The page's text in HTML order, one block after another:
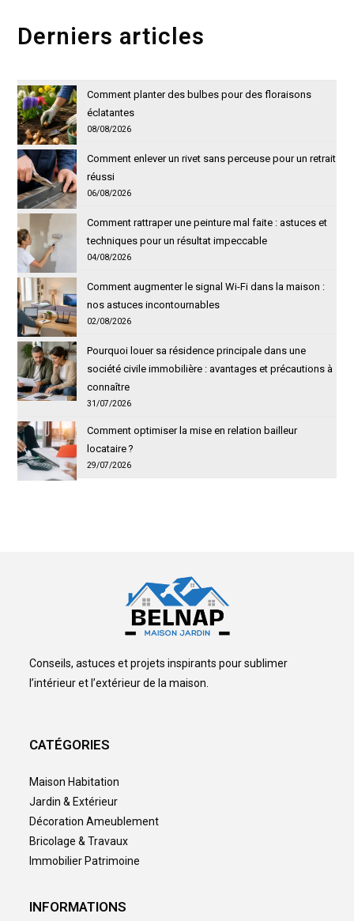
Derniers articles
Comment planter des bulbes pour des floraisons
éclatantes
08/08/2026
Comment enlever un rivet sans perceuse pour un retrait
réussi
06/08/2026
Comment rattraper une peinture mal faite : astuces et
techniques pour un résultat impeccable
04/08/2026
Comment augmenter le signal Wi-Fi dans la maison :
nos astuces incontournables
02/08/2026
Pourquoi louer sa résidence principale dans une
société civile immobilière : avantages et précautions à
connaître
31/07/2026
Comment optimiser la mise en relation bailleur
locataire ?
29/07/2026
Conseils, astuces et projets inspirants pour sublimer
l’intérieur et l’extérieur de la maison.
CATÉGORIES
Maison Habitation
Jardin & Extérieur
Décoration Ameublement
Bricolage & Travaux
Immobilier Patrimoine
INFORMATIONS